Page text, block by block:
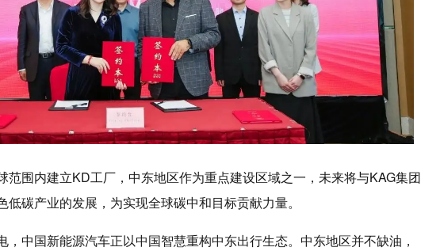
范围内建立KD工厂，中东地区作为重点建设区域之一，未来将与KAG集团
碳产业的发展，为实现全球碳中和目标贡献力量。
，中国新能源汽车正以中国智慧重构中东出行生态。中东地区并不缺油，